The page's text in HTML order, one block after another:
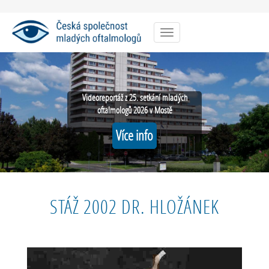
Menu
Videoreportáž z 25. setkání mladých
oftalmologů 2026 v Mostě
Více info
STÁŽ 2002 DR. HLOŽÁNEK